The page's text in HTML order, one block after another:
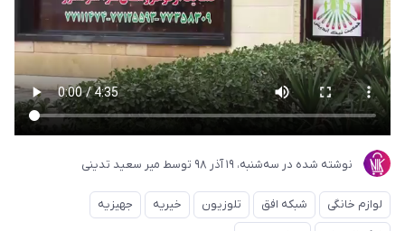
نوشته شده در ﺳﻪشنبه، 19 آذر 98 توسط میر سعید تدینی
لوازم خانگی شبکه افق تلوزیون خیریه
جهیزیه